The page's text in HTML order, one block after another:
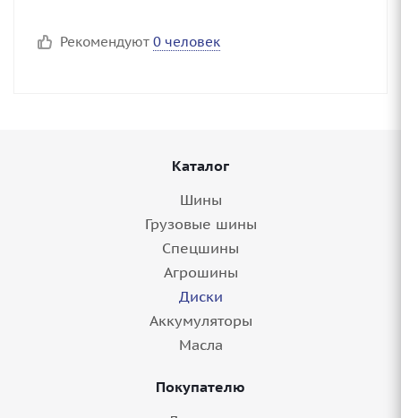
Рекомендуют 0 человек
Каталог
Шины
Грузовые шины
Спецшины
Агрошины
Диски
Аккумуляторы
Масла
Покупателю